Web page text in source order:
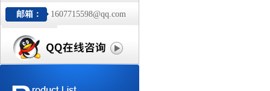
邮箱： 1607715598@qq.com